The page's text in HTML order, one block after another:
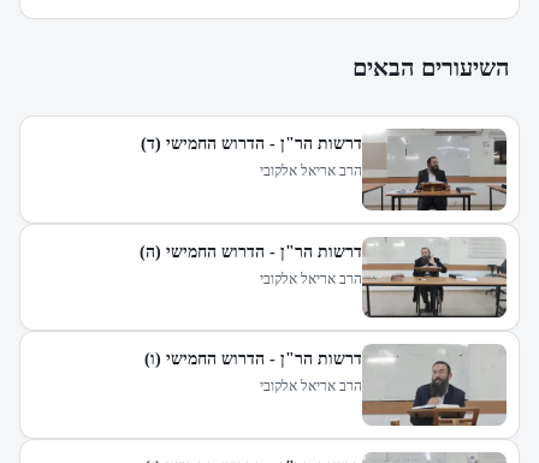
השיעורים הבאים
דרשות הר"ן - הדרוש החמישי (ד)
הרב אריאל אלקובי
דרשות הר"ן - הדרוש החמישי (ה)
הרב אריאל אלקובי
דרשות הר"ן - הדרוש החמישי (ו)
הרב אריאל אלקובי